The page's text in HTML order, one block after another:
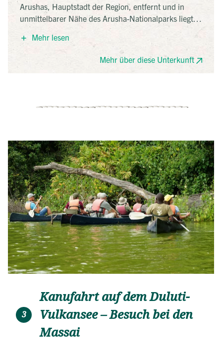
Arushas, Hauptstadt der Region, entfernt und in
unmittelbarer Nähe des Arusha-Nationalparks liegt
die idyllische African View Lodge. Die zwanzig
gemütlich eingerichteten Bungalows sind um den
Pool der Lodge angeordnet und laden zum
Entspannen ein. Für das perfekte Panorama sorgt der
Mehr lesen
Mehr über diese Unterkunft
3
Kanufahrt auf dem Duluti-
Vulkansee – Besuch bei den
Massai